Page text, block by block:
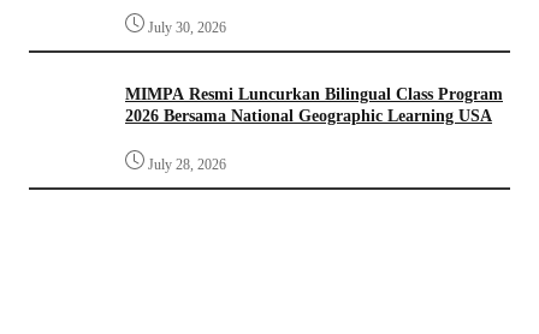
July 30, 2026
MIMPA Resmi Luncurkan Bilingual Class Program
2026 Bersama National Geographic Learning USA
July 28, 2026